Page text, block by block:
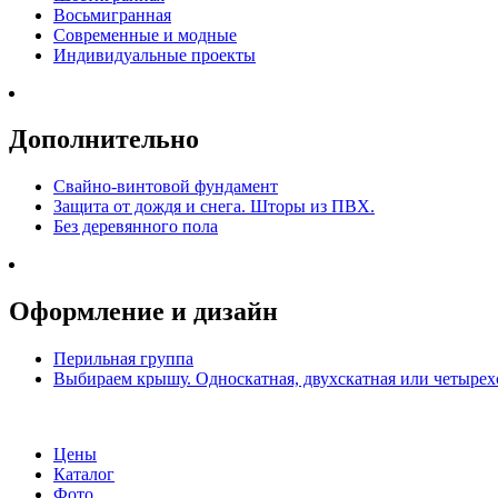
Восьмигранная
Современные и модные
Индивидуальные проекты
Дополнительно
Свайно-винтовой фундамент
Защита от дождя и снега. Шторы из ПВХ.
Без деревянного пола
Оформление и дизайн
Перильная группа
Выбираем крышу. Односкатная, двухскатная или
Цены
Каталог